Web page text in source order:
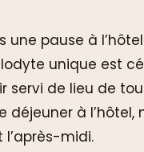
pause à l’hôtel
unique est
servi de lieu de
déjeuner à l’hôtel,
l’après-midi.